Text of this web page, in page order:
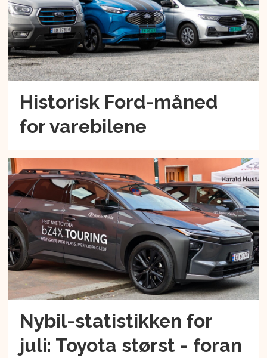
Historisk Ford-måned
for varebilene
Nybil-statistikken for
juli: Toyota størst - foran